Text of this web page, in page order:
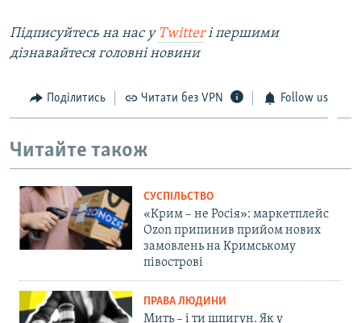
Підписуйтесь на наc у Twitterі першими
дізнавайтеся головні новини
Поділитись Читати без VPN Follow us
Читайте також
СУСПІЛЬСТВО
«Крим – не Росія»: маркетплейс
Ozon припинив прийом нових
замовлень на Кримському
півострові
ПРАВА ЛЮДИНИ
Мить – і ти шпигун. Як у